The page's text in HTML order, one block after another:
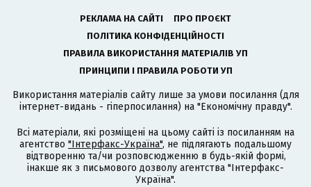
РЕКЛАМА НА САЙТІ
ПРО ПРОЄКТ
ПОЛІТИКА КОНФІДЕНЦІЙНОСТІ
ПРАВИЛА ВИКОРИСТАННЯ МАТЕРІАЛІВ УП
ПРИНЦИПИ І ПРАВИЛА РОБОТИ УП
Використання матеріалів сайту лише за умови посилання (для
інтернет-видань - гіперпосилання) на "Економічну правду".
Всі матеріали, які розміщені на цьому сайті із посиланням на
агентство "Інтерфакс-Україна", не підлягають подальшому
відтворенню та/чи розповсюдженню в будь-якій формі,
інакше як з письмового дозволу агентства "Інтерфакс-
Україна".